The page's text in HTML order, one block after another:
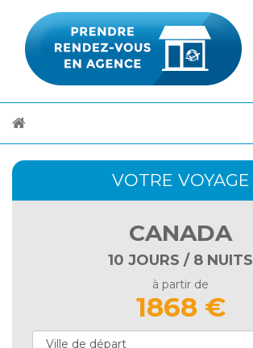
VOTRE VOYAGE
CANADA
10 JOURS / 8 NUITS
à partir de
1868 €